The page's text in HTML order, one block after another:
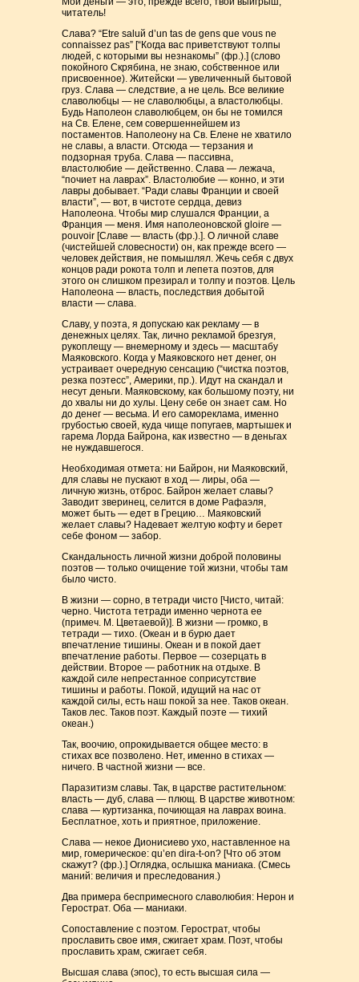
читатель!
Слава? “Etre saluй d’un tas de gens que vous ne
connaissez pas” [“Когда вас приветствуют толпы
людей, с которыми вы незнакомы” (фр.).] (слово
покойного Скрябина, не знаю, собственное или
присвоенное). Житейски — увеличенный бытовой
груз. Слава — следствие, а не цель. Все великие
славолюбцы — не славолюбцы, а властолюбцы.
Будь Наполеон славолюбцем, он бы не томился
на Св. Елене, сем совершеннейшем из
постаментов. Наполеону на Св. Елене не хватило
не славы, а власти. Отсюда — терзания и
подзорная труба. Слава — пассивна,
властолюбие — действенно. Слава — лежача,
“почиет на лаврах”. Властолюбие — конно, и эти
лавры добывает. “Ради славы Франции и своей
власти”, — вот, в чистоте сердца, девиз
Наполеона. Чтобы мир слушался Франции, а
Франция — меня. Имя наполеоновской gloire —
pouvoir [Славе — власть (фр.).]. О личной славе
(чистейшей словесности) он, как прежде всего —
человек действия, не помышлял. Жечь себя с двух
концов ради рокота толп и лепета поэтов, для
этого он слишком презирал и толпу и поэтов. Цель
Наполеона — власть, последствия добытой
власти — слава.
Славу, у поэта, я допускаю как рекламу — в
денежных целях. Так, лично рекламой брезгуя,
рукоплещу — внемерному и здесь — масштабу
Маяковского. Когда у Маяковского нет денег, он
устраивает очередную сенсацию (“чистка поэтов,
резка поэтесс”, Америки, пр.). Идут на скандал и
несут деньги. Маяковскому, как большому поэту, ни
до хвалы ни до хулы. Цену себе он знает сам. Но
до денег — весьма. И его самореклама, именно
грубостью своей, куда чище попугаев, мартышек и
гарема Лорда Байрона, как известно — в деньгах
не нуждавшегося.
Необходимая отмета: ни Байрон, ни Маяковский,
для славы не пускают в ход — лиры, оба —
личную жизнь, отброс. Байрон желает славы?
Заводит зверинец, селится в доме Рафаэля,
может быть — едет в Грецию… Маяковский
желает славы? Надевает желтую кофту и берет
себе фоном — забор.
Скандальность личной жизни доброй половины
поэтов — только очищение той жизни, чтобы там
было чисто.
В жизни — сорно, в тетради чисто [Чисто, читай:
черно. Чистота тетради именно чернота ее
(примеч. М. Цветаевой)]. В жизни — громко, в
тетради — тихо. (Океан и в бурю дает
впечатление тишины. Океан и в покой дает
впечатление работы. Первое — созерцать в
действии. Второе — работник на отдыхе. В
каждой силе непрестанное соприсутствие
тишины и работы. Покой, идущий на нас от
каждой силы, есть наш покой за нее. Таков океан.
Таков лес. Таков поэт. Каждый поэте — тихий
океан.)
Так, воочию, опрокидывается общее место: в
стихах все позволено. Нет, именно в стихах —
ничего. В частной жизни — все.
Паразитизм славы. Так, в царстве растительном:
власть — дуб, слава — плющ. В царстве животном:
слава — куртизанка, почиющая на лаврах воина.
Бесплатное, хоть и приятное, приложение.
Слава — некое Дионисиево ухо, наставленное на
мир, гомерическое: qu’en dira-t-on? [Что об этом
скажут? (фр.).] Оглядка, ослышка маниака. (Смесь
маний: величия и преследования.)
Два примера беспримесного славолюбия: Нерон и
Герострат. Оба — маниаки.
Сопоставление с поэтом. Герострат, чтобы
прославить свое имя, сжигает храм. Поэт, чтобы
прославить храм, сжигает себя.
Высшая слава (эпос), то есть высшая сила —